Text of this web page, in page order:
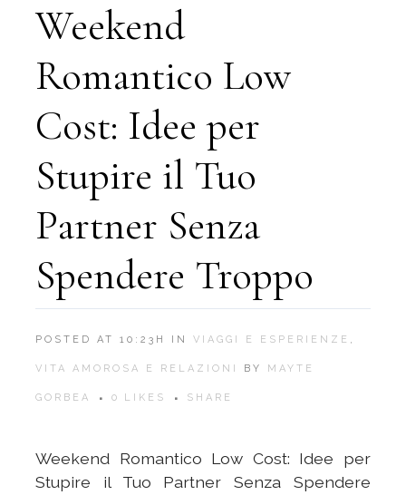
Weekend
Romantico Low
Cost: Idee per
Stupire il Tuo
Partner Senza
Spendere Troppo
POSTED AT 10:23H IN VIAGGI E ESPERIENZE ,
VITA AMOROSA E RELAZIONI BY MAYTE
GORBEA 0 LIKES SHARE
Weekend Romantico Low Cost: Idee per
Stupire il Tuo Partner Senza Spendere